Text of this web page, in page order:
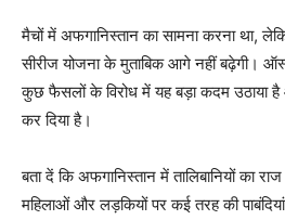
मैचों में अफगानिस्तान का सामना करना था,
सीरीज योजना के मुताबिक आगे नहीं बढ़ेगी।
कुछ फैसलों के विरोध में यह बड़ा कदम उठाया
कर दिया है।
बता दें कि अफगानिस्तान में तालिबानियों का
महिलाओं और लड़कियों पर कई तरह की